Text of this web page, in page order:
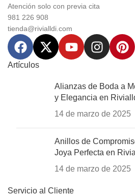
Atención solo con previa cita
981 226 908
tienda@rivialldi.com
Artículos
Alianzas de Boda a
y Elegancia en
14 de marzo de 2025
Anillos de
Joya Perfecta en
14 de marzo de 2025
Servicio al Cliente